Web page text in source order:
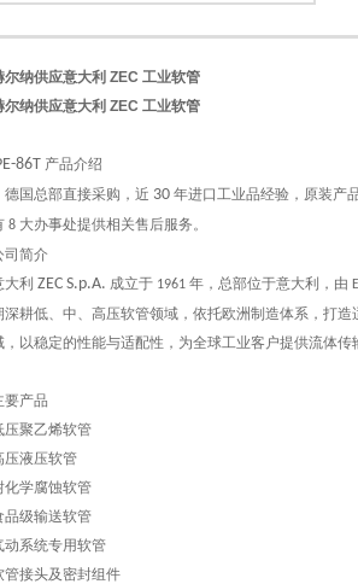
尔纳供应意大利 ZEC 工业软管
尔纳供应意大利 ZEC 工业软管
86T 产品介绍
德国总部直接采购，近 30 年进口工业品经验，原装产
8 大办事处提供相关售后服务。
司简介
大利 ZEC S.p.A. 成立于 1961 年，总部位于意大利，由
深耕低、中、高压软管领域，依托欧洲制造体系，打
，以稳定的性能与适配性，为全球工业客户提供流体传
要产品
压聚乙烯软管
压液压软管
化学腐蚀软管
品级输送软管
动系统专用软管
管接头及密封组件